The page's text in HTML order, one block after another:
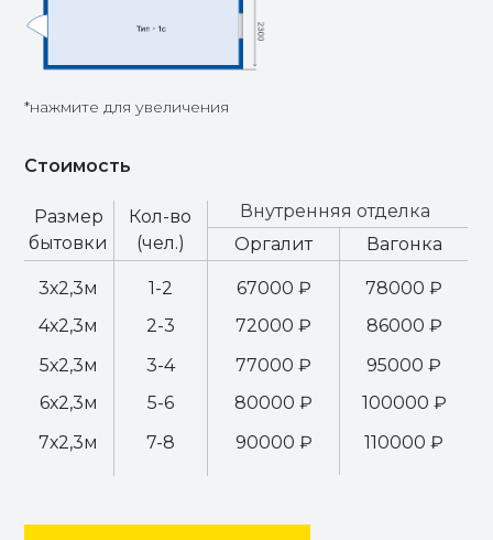
Стоимость
Размер
бытовки
Кол-во
(чел.)
Внутренняя отделка
Оргалит
Вагонка
3х2,3м
4х2,3м
5х2,3м
6х2,3м
7х2,3м
1-2
2-3
3-4
5-6
7-8
67000 ₽
72000 ₽
77000 ₽
80000 ₽
90000 ₽
78000 ₽
86000 ₽
95000 ₽
100000 ₽
110000 ₽
*нажмите для увеличения